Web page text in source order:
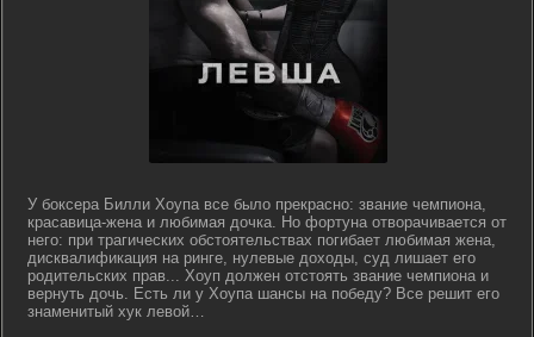
У боксера Билли Хоупа все было прекрасно: звание чемпиона,
красавица-жена и любимая дочка. Но фортуна отворачивается от
него: при трагических обстоятельствах погибает любимая жена,
дисквалификация на ринге, нулевые доходы, суд лишает его
родительских прав... Хоуп должен отстоять звание чемпиона и
вернуть дочь. Есть ли у Хоупа шансы на победу? Все решит его
знаменитый хук левой…